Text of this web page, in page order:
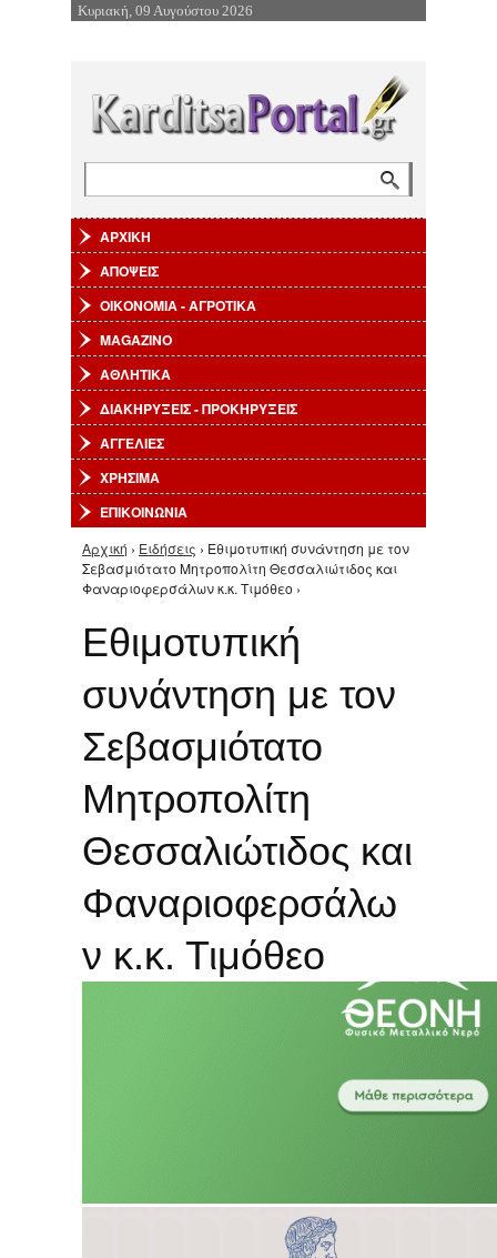
Επιστροφή στην Πλοήγηση
Κυριακή, 09 Αυγούστου 2026
ΑΡΧΙΚΗ
ΑΠΟΨΕΙΣ
ΟΙΚΟΝΟΜΙΑ - ΑΓΡΟΤΙΚΑ
MAGAZINO
ΑΘΛΗΤΙΚΑ
ΔΙΑΚΗΡΥΞΕΙΣ - ΠΡΟΚΗΡΥΞΕΙΣ
ΑΓΓΕΛΙΕΣ
ΧΡΗΣΙΜΑ
ΕΠΙΚΟΙΝΩΝΙΑ
Είστε εδώ
Αρχική › Ειδήσεις › Εθιμοτυπική συνάντηση με τον
Σεβασμιότατο Μητροπολίτη Θεσσαλιώτιδος και
Φαναριοφερσάλων κ.κ. Τιμόθεο ›
Εθιμοτυπική
συνάντηση με τον
Σεβασμιότατο
Μητροπολίτη
Θεσσαλιώτιδος και
Φαναριοφερσάλω
ν κ.κ. Τιμόθεο